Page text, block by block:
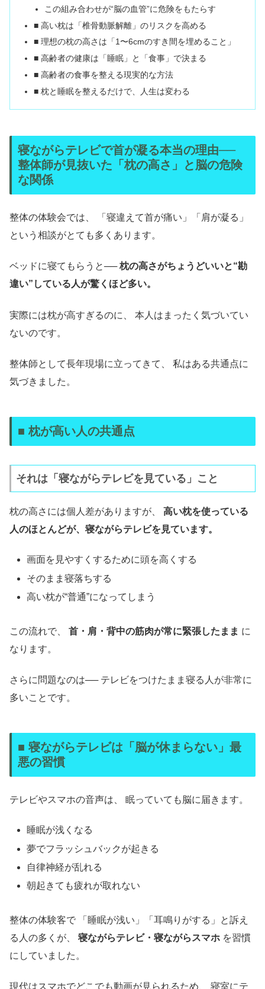
この組み合わせが“脳の血管”に危険をもたらす
■ 高い枕は「椎骨動脈解離」のリスクを高める
■ 理想の枕の高さは「1〜6cmのすき間を埋めること」
■ 高齢者の健康は「睡眠」と「食事」で決まる
■ 高齢者の食事を整える現実的な方法
■ 枕と睡眠を整えるだけで、人生は変わる
寝ながらテレビで首が凝る本当の理由──
整体師が見抜いた「枕の高さ」と脳の危険
な関係
整体の体験会では、 「寝違えて首が痛い」「肩が凝る」
という相談がとても多くあります。
ベッドに寝てもらうと──枕の高さがちょうどいいと“勘
違い”している人が驚くほど多い。
実際には枕が高すぎるのに、 本人はまったく気づいてい
ないのです。
整体師として長年現場に立ってきて、 私はある共通点に
気づきました。
■ 枕が高い人の共通点
それは「寝ながらテレビを見ている」こと
枕の高さには個人差がありますが、 高い枕を使っている
人のほとんどが、寝ながらテレビを見ています。
画面を見やすくするために頭を高くする
そのまま寝落ちする
高い枕が“普通”になってしまう
この流れで、 首・肩・背中の筋肉が常に緊張したまま に
なります。
さらに問題なのは── テレビをつけたまま寝る人が非常に
多いことです。
■ 寝ながらテレビは「脳が休まらない」最
悪の習慣
テレビやスマホの音声は、 眠っていても脳に届きます。
睡眠が浅くなる
夢でフラッシュバックが起きる
自律神経が乱れる
朝起きても疲れが取れない
整体の体験客で 「睡眠が浅い」「耳鳴りがする」と訴え
る人の多くが、 寝ながらテレビ・寝ながらスマホ を習慣
にしていました。
現代はスマホでどこでも動画が見られるため、 寝室にテ